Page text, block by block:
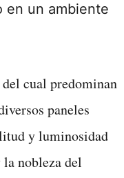
en un ambiente
cual predominan
paneles
y luminosidad
nobleza del